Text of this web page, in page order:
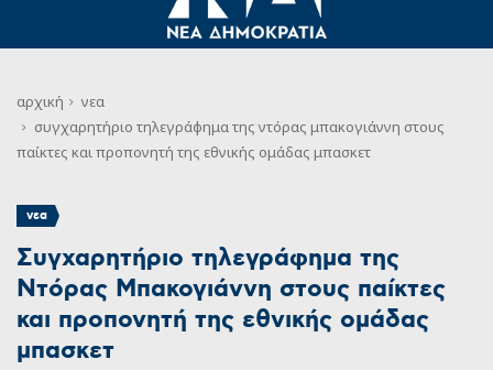
αρχική
νεα
συγχαρητήριο τηλεγράφημα της ντόρας μπακογιάννη στους
παίκτες και προπονητή της εθνικής ομάδας μπασκετ
νεα
Συγχαρητήριο τηλεγράφημα της
Ντόρας Μπακογιάννη στους παίκτες
και προπονητή της εθνικής ομάδας
μπασκετ